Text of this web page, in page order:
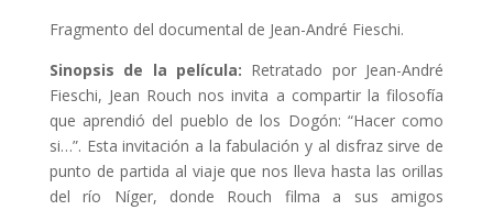
Fragmento del documental de Jean-André Fieschi.
Sinopsis de la película: Retratado por Jean-André
Fieschi, Jean Rouch nos invita a compartir la filosofía
que aprendió del pueblo de los Dogón: “Hacer como
si…”. Esta invitación a la fabulación y al disfraz sirve de
punto de partida al viaje que nos lleva hasta las orillas
del río Níger, donde Rouch filma a sus amigos